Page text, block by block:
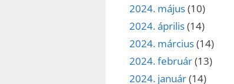
2024. május(10)
2024. április(14)
2024. március(14)
2024. február(13)
2024. január(14)